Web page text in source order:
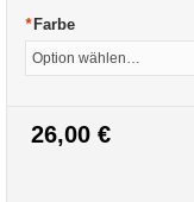
* Farbe
26,00 €